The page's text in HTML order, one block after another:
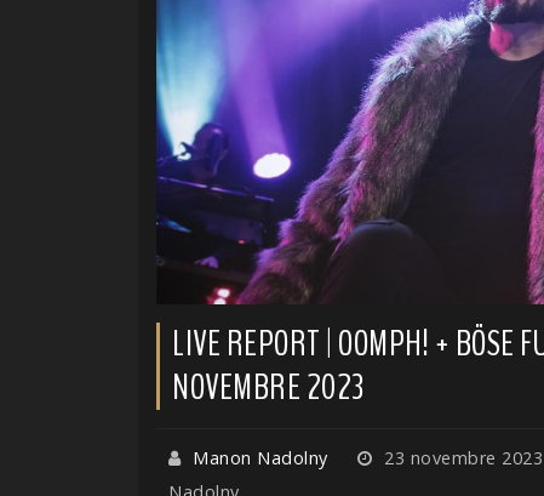
LIVE REPORT | OOMPH! + BÖSE
NOVEMBRE 2023
Manon Nadolny 23 novembre 2023